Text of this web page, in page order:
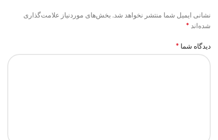
نشانی ایمیل شما منتشر نخواهد شد. بخش‌های موردنیاز علامت‌گذاری
شده‌اند *
دیدگاه شما *